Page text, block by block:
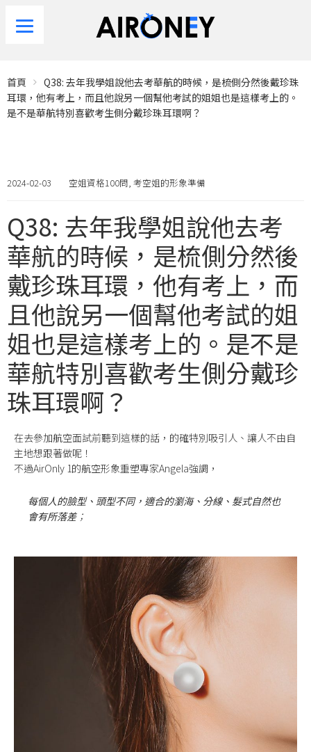
首頁
Q38: 去年我學姐說他去考華航的時候，是梳側分然後戴珍珠
耳環，他有考上，而且他說另一個幫他考試的姐姐也是這樣考上的。
是不是華航特別喜歡考生側分戴珍珠耳環啊？
2024-02-03 空姐資格100問, 考空姐的形象準備
Q38: 去年我學姐說他去考
華航的時候，是梳側分然後
戴珍珠耳環，他有考上，而
且他說另一個幫他考試的姐
姐也是這樣考上的。是不是
華航特別喜歡考生側分戴珍
珠耳環啊？
在去參加航空面試前聽到這樣的話，的確特別吸引人、讓人不由自
主地想跟著做呢！
不過AirOnly 1的航空形象重塑專家Angela強調，
每個人的臉型、頭型不同，適合的瀏海、分線、髮式自然也
會有所落差；